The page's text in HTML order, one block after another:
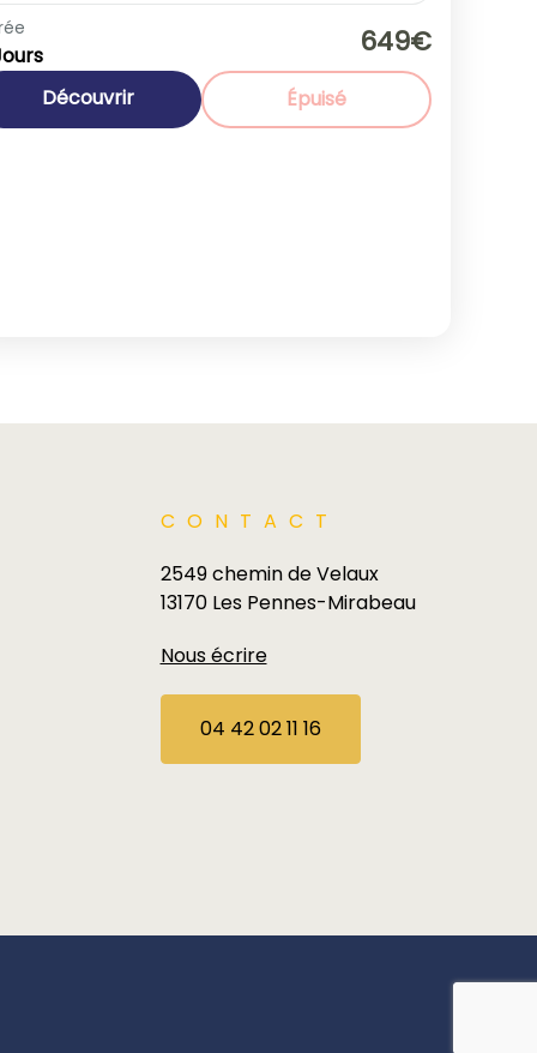
Europe,Italie
1-40 People
649€
Découvrir Épuisé
CONTACT
2549 chemin de Velaux
13170 Les Pennes-Mirabeau
Nous écrire
04 42 02 11 16